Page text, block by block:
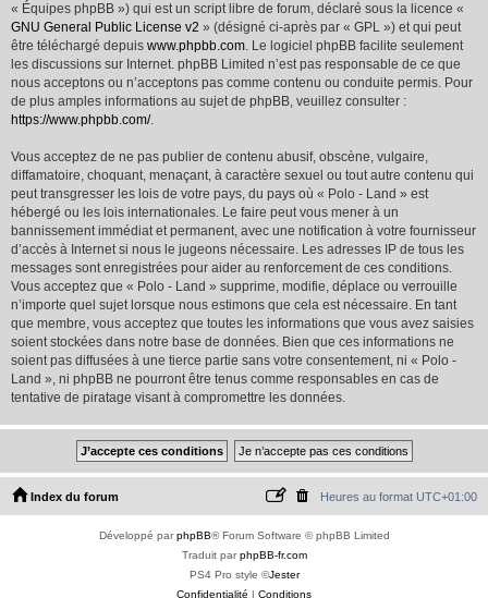
« Équipes phpBB ») qui est un script libre de forum, déclaré sous la licence «
GNU General Public License v2 » (désigné ci-après par « GPL ») et qui peut
être téléchargé depuis www.phpbb.com. Le logiciel phpBB facilite seulement
les discussions sur Internet. phpBB Limited n’est pas responsable de ce que
nous acceptons ou n’acceptons pas comme contenu ou conduite permis. Pour
de plus amples informations au sujet de phpBB, veuillez consulter :
https://www.phpbb.com/.
Vous acceptez de ne pas publier de contenu abusif, obscène, vulgaire,
diffamatoire, choquant, menaçant, à caractère sexuel ou tout autre contenu qui
peut transgresser les lois de votre pays, du pays où « Polo - Land » est
hébergé ou les lois internationales. Le faire peut vous mener à un
bannissement immédiat et permanent, avec une notification à votre fournisseur
d’accès à Internet si nous le jugeons nécessaire. Les adresses IP de tous les
messages sont enregistrées pour aider au renforcement de ces conditions.
Vous acceptez que « Polo - Land » supprime, modifie, déplace ou verrouille
n’importe quel sujet lorsque nous estimons que cela est nécessaire. En tant
que membre, vous acceptez que toutes les informations que vous avez saisies
soient stockées dans notre base de données. Bien que ces informations ne
soient pas diffusées à une tierce partie sans votre consentement, ni « Polo -
Land », ni phpBB ne pourront être tenus comme responsables en cas de
tentative de piratage visant à compromettre les données.
Index du forum Heures au format UTC+01:00
Développé parphpBB® Forum Software © phpBB Limited
Traduit parphpBB-fr.com
PS4 Pro style ©Jester
Confidentialité | Conditions